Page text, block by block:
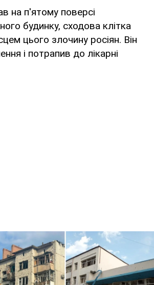
на п'ятому поверсі
будинку, сходова клітка
цього злочину росіян. Він
і потрапив до лікарні